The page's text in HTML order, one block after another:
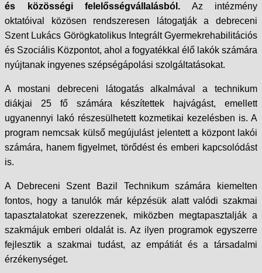
és közösségi felelősségvállalásból. Az intézmény
oktatóival közösen rendszeresen látogatják a debreceni
Szent Lukács Görögkatolikus Integrált Gyermekrehabilitációs
és Szociális Központot, ahol a fogyatékkal élő lakók számára
nyújtanak ingyenes szépségápolási szolgáltatásokat.
A mostani debreceni látogatás alkalmával a technikum
diákjai 25 fő számára készítettek hajvágást, emellett
ugyanennyi lakó részesülhetett kozmetikai kezelésben is. A
program nemcsak külső megújulást jelentett a központ lakói
számára, hanem figyelmet, törődést és emberi kapcsolódást
is.
A Debreceni Szent Bazil Technikum számára kiemelten
fontos, hogy a tanulók már képzésük alatt valódi szakmai
tapasztalatokat szerezzenek, miközben megtapasztalják a
szakmájuk emberi oldalát is. Az ilyen programok egyszerre
fejlesztik a szakmai tudást, az empátiát és a társadalmi
érzékenységet.